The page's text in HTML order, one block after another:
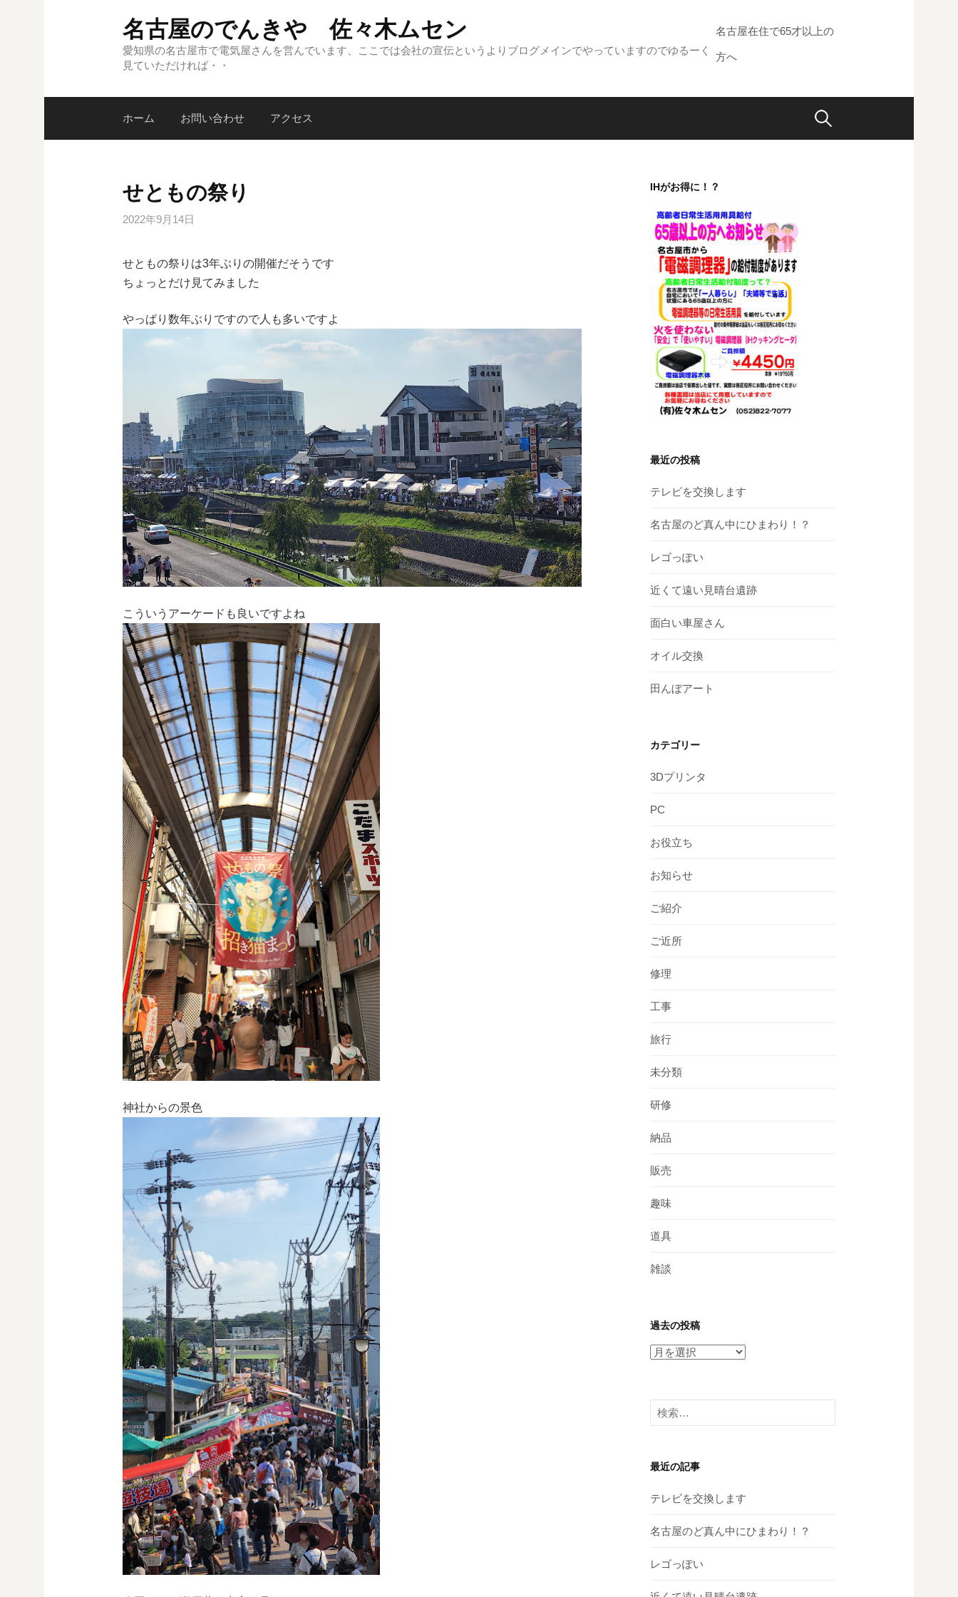
キ
名古屋のでんきや 佐々木ムセン
愛知県の名古屋市で電気屋さんを営んでいます、ここでは会社の宣伝というよりブログメインでやっていますのでゆるーく
見ていただければ・・
名古屋在住で65才以上の
方へ
ホーム お問い合わせ アクセス 検
せともの祭り
2022年9月14日
せともの祭りは3年ぶりの開催だそうです
ちょっとだけ見てみました
やっぱり数年ぶりですので人も多いですよ
こういうアーケードも良いですよね
神社からの景色
IHがお得に！？
最近の投稿
テレビを交換します
名古屋のど真ん中にひまわり！？
レゴっぽい
近くて遠い見晴台遺跡
面白い車屋さん
オイル交換
田んぼアート
カテゴリー
3Dプリンタ
PC
お役立ち
お知らせ
ご紹介
ご近所
修理
工事
旅行
未分類
研修
納品
販売
趣味
道具
雑談
過去の投稿
過
投
稿
検
索:
最近の記事
テレビを交換します
名古屋のど真ん中にひまわり！？
レゴっぽい